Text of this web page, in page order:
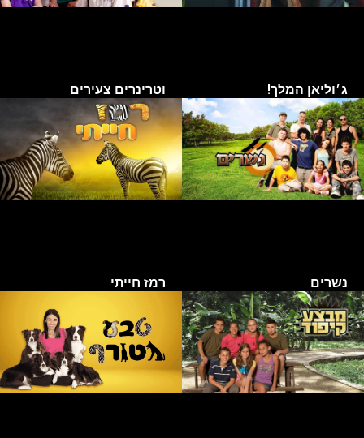
ג׳וליאן המלך! וטרינרים צעירים
נשרים רמז חייתי